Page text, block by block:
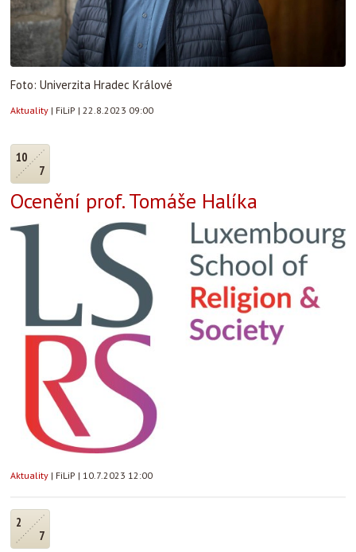
Foto: Univerzita Hradec Králové
Aktuality | FiLiP | 22.8.2023 09:00
10
7
Ocenění prof. Tomáše Halíka
Aktuality | FiLiP | 10.7.2023 12:00
2
7